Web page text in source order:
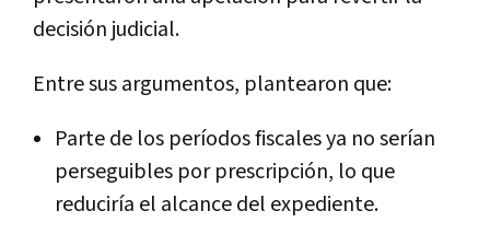
decisión judicial.
Entre sus argumentos, plantearon que:
Parte de los períodos fiscales ya no serían
perseguibles por prescripción, lo que
reduciría el alcance del expediente.